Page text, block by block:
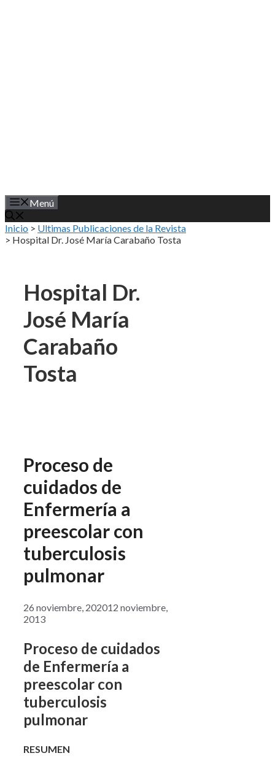
Menú
Inicio > Ultimas Publicaciones de la Revista
> Hospital Dr. José María Carabaño Tosta
Hospital Dr.
José María
Carabaño
Tosta
Proceso de
cuidados de
Enfermería a
preescolar con
tuberculosis
pulmonar
26 noviembre, 202012 noviembre,
2013
Proceso de cuidados
de Enfermería a
preescolar con
tuberculosis
pulmonar
RESUMEN